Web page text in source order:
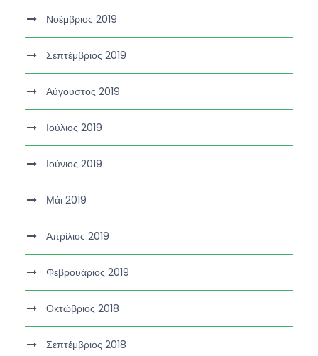
Νοέμβριος 2019
Σεπτέμβριος 2019
Αύγουστος 2019
Ιούλιος 2019
Ιούνιος 2019
Μάι 2019
Απρίλιος 2019
Φεβρουάριος 2019
Οκτώβριος 2018
Σεπτέμβριος 2018